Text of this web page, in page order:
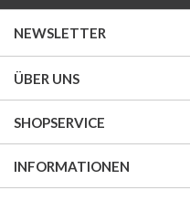
NEWSLETTER
ÜBER UNS
SHOPSERVICE
INFORMATIONEN